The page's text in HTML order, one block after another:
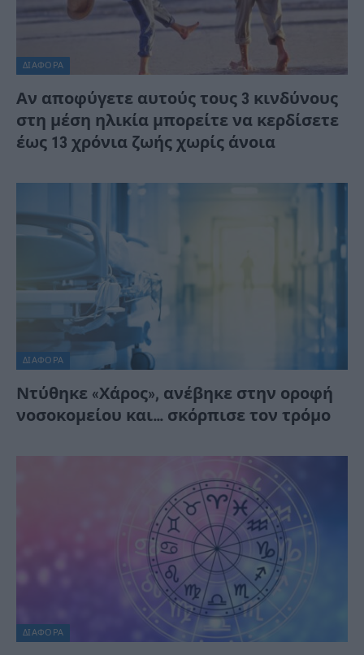
ΔΙΆΦΟΡΑ
Αν αποφύγετε αυτούς τους 3 κινδύνους
στη μέση ηλικία μπορείτε να κερδίσετε
έως 13 χρόνια ζωής χωρίς άνοια
ΔΙΆΦΟΡΑ
Ντύθηκε «Χάρος», ανέβηκε στην οροφή
νοσοκομείου και… σκόρπισε τον τρόμο
ΔΙΆΦΟΡΑ